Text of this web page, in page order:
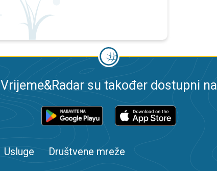
Vrijeme&Radar su također dostupni na
Usluge Društvene mreže